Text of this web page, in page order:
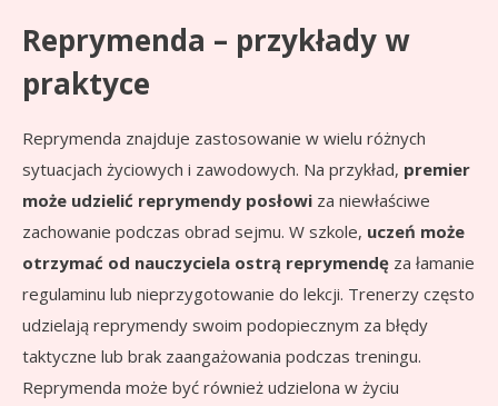
Reprymenda – przykłady w
praktyce
Reprymenda znajduje zastosowanie w wielu różnych
sytuacjach życiowych i zawodowych. Na przykład, premier
może udzielić reprymendy posłowi za niewłaściwe
zachowanie podczas obrad sejmu. W szkole, uczeń może
otrzymać od nauczyciela ostrą reprymendę za łamanie
regulaminu lub nieprzygotowanie do lekcji. Trenerzy często
udzielają reprymendy swoim podopiecznym za błędy
taktyczne lub brak zaangażowania podczas treningu.
Reprymenda może być również udzielona w życiu